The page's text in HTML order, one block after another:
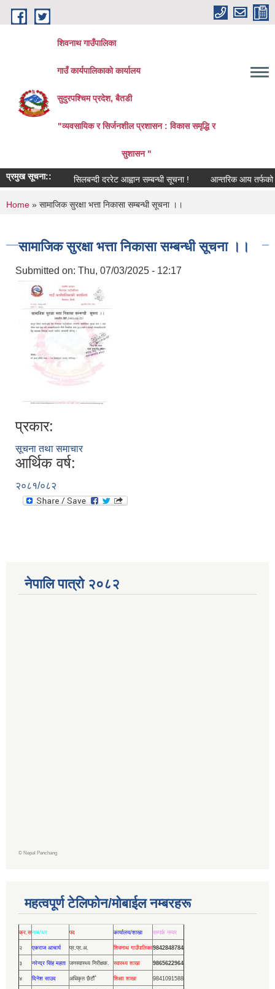
Skip to main content
शिवनाथ गाउँपालिका
गाउँ कार्यपालिकाकाे कार्यालय
सुदुरपश्चिम प्रदेश, बैतडी
"व्यवसायिक र सिर्जनशील प्रशासन : विकास समृद्धि र
सुशासन "
प्रमुख सूचना:: सिलबन्दी दररेट आह्वान सम्बन्धी सूचना ! आन्तरिक आय तर्फको
You are here
Home » सामाजिक सुरक्षा भत्ता निकासा सम्बन्धी सूचना ।।
सामाजिक सुरक्षा भत्ता निकासा सम्बन्धी सूचना ।।
Submitted on: Thu, 07/03/2025 - 12:17
प्रकार:
सूचना तथा समाचार
आर्थिक वर्ष:
२०८१/०८२
नेपालि पात्रो २०८२
© Nepal Panchang
महत्वपूर्ण टेलिफोन/मोबाईल नम्बरहरू
क्र.सनाम/थर पद कार्यालय/शाखा सम्पर्क नम्वर
२ एकराज आचार्य प्र.प्र.अ. शिवनाथ गाउँपालिका9842848784
३ नरेन्द्र सिंह महता जनस्वास्थ्य निरीक्षक. स्वास्थ्य शाखा 9865622964
४ दिनेश साउद अधिकृत छैटौँ शिक्षाा शाखा 9841091588